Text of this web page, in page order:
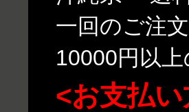
一回のご注
10000円以
<お支払